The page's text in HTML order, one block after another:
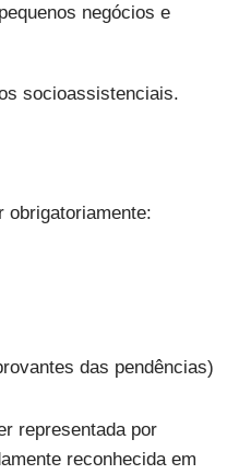
negócios e
socioassistenciais.
obrigatoriamente:
das pendências)
representada por
reconhecida em